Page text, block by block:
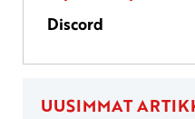
Discord
UUSIMMAT